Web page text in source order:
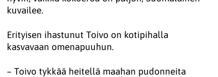
kuvailee.
Erityisen ihastunut Toivo on kotipihalla
kasvavaan omenapuuhun.
– Toivo tykkää heitellä maahan pudonneita